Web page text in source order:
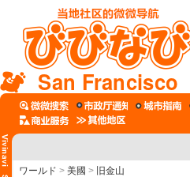
San Francisco
ワールド > 美國 > 旧金山